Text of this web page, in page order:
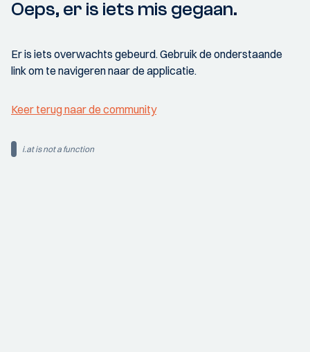
Oeps, er is iets mis gegaan.
Er is iets overwachts gebeurd. Gebruik de onderstaande
link om te navigeren naar de applicatie.
Keer terug naar de community
i.at is not a function